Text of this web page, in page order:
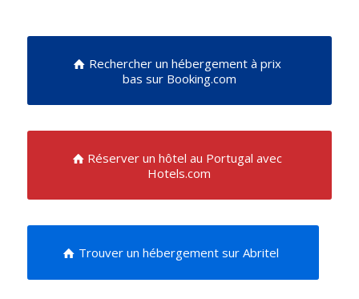
Rechercher un hébergement à prix
bas sur Booking.com
Réserver un hôtel au Portugal avec
Hotels.com
Trouver un hébergement sur Abritel